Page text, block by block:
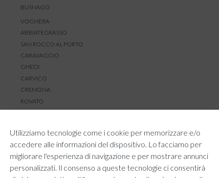
Utilizziamo tecnologie come i cookie per memorizzare e/o
accedere alle informazioni del dispositivo. Lo facciamo per
migliorare l'esperienza di navigazione e per mostrare annunci
personalizzati. Il consenso a queste tecnologie ci consentirà
BUSNAGO
VOGHERA
ABBIATEGRASSO
SAN ROCCO AL PORTO
CARAVAGGIO
GHEDI
CARVICO
CREMONA
ROVATO
RESI E RIMBORSI